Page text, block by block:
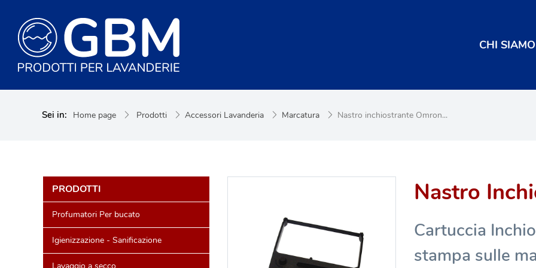
CHI SIAMO
Sei in: Home page Prodotti Accessori Lavanderia Marcatura Nastro inchiostrante Omron...
PRODOTTI
Profumatori Per bucato
Igienizzazione - Sanificazione
Nastro
Cartuccia
stampa sulle